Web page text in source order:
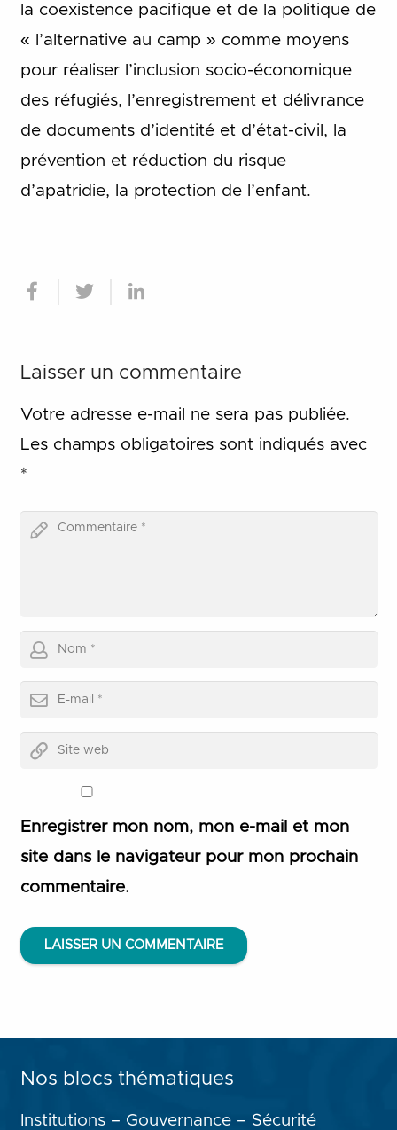
la coexistence pacifique et de la politique de
« l’alternative au camp » comme moyens
pour réaliser l’inclusion socio-économique
des réfugiés, l’enregistrement et délivrance
de documents d’identité et d’état-civil, la
prévention et réduction du risque
d’apatridie, la protection de l’enfant.
Laisser un commentaire
Votre adresse e-mail ne sera pas publiée.
Les champs obligatoires sont indiqués avec
*
Enregistrer mon nom, mon e-mail et mon
site dans le navigateur pour mon prochain
commentaire.
LAISSER UN COMMENTAIRE
Nos blocs thématiques
Institutions – Gouvernance – Sécurité